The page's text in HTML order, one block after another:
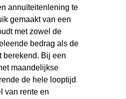
annuïteitenlening te
gemaakt van een
met zowel de
bedrag als de
berekend. Bij een
maandelijkse
de hele looptijd
van rente en